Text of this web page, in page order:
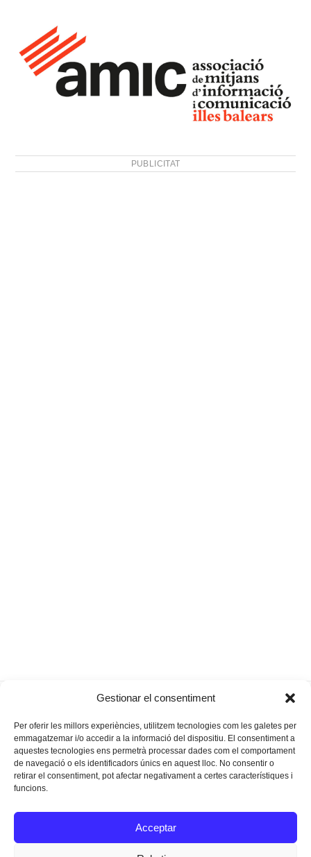
Gestionar el consentiment
Per oferir les millors experiències, utilitzem tecnologies com les galetes per
emmagatzemar i/o accedir a la informació del dispositiu. El consentiment a
aquestes tecnologies ens permetrà processar dades com el comportament
de navegació o els identificadors únics en aquest lloc. No consentir o
retirar el consentiment, pot afectar negativament a certes característiques i
funcions.
Acceptar
PUBLICITAT
menjar tranquil·laent una ensaïmada”
Instagram
Facebook
Twitter
Texts Legals